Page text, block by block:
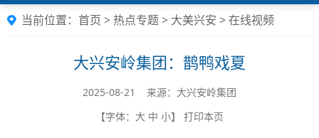
当前位置： 首页 > 热点专题> 大美兴安 >在线视频
大兴安岭集团：鹊鸭戏夏
2025-08-21 来源：大兴安岭集团
【字体： 大 中 小】 打印本页